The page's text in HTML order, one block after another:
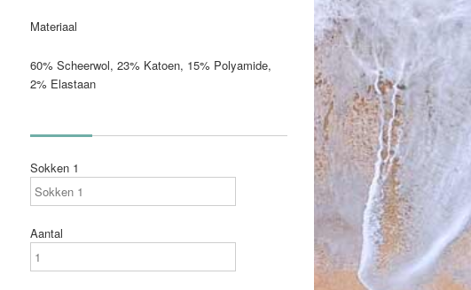
Materiaal
60% Scheerwol, 23% Katoen, 15% Polyamide,
2% Elastaan
Sokken 1
Aantal